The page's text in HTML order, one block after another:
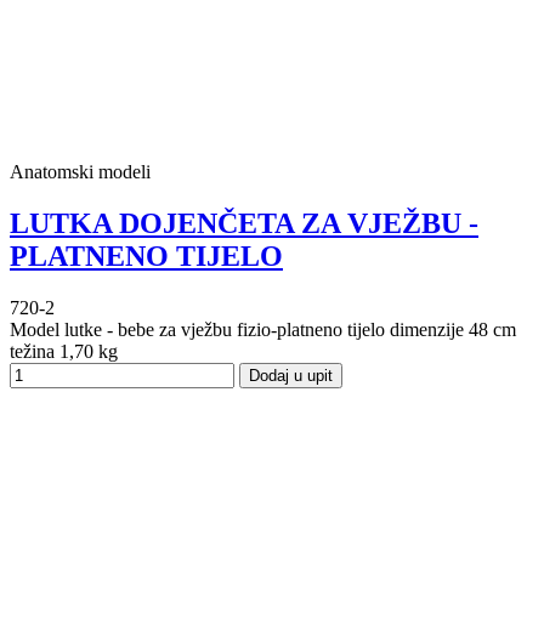
Anatomski modeli
LUTKA DOJENČETA ZA VJEŽBU -
PLATNENO TIJELO
720-2
Model lutke - bebe za vježbu fizio-platneno tijelo dimenzije 48 cm
težina 1,70 kg
Dodaj u upit